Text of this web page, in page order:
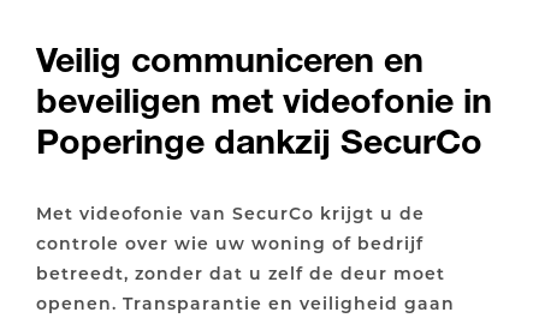
Veilig communiceren en
beveiligen met videofonie in
Poperinge dankzij SecurCo
Met videofonie van SecurCo krijgt u de
controle over wie uw woning of bedrijf
betreedt, zonder dat u zelf de deur moet
openen. Transparantie en veiligheid gaan